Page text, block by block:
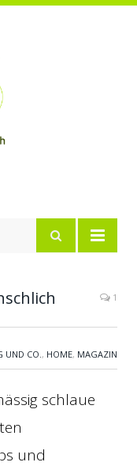
1
UND CO., HOME, MAGAZIN
schlaue
und